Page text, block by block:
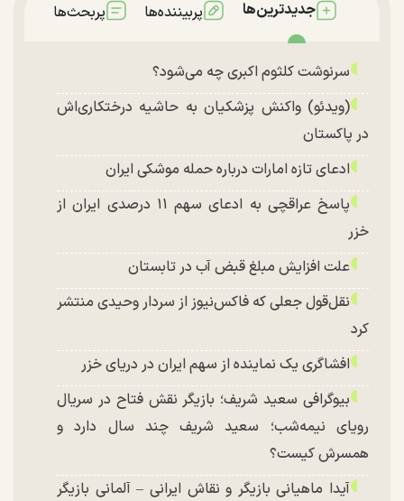
جدیدترین‌ها پربیننده‌ها پربحث‌ها
سرنوشت کلثوم اکبری چه می‌شود؟
(ویدئو) واکنش پزشکیان به حاشیه درختکاری‌اش
در پاکستان
ادعای تازه امارات درباره حمله موشکی ایران
پاسخ عراقچی به ادعای سهم ۱۱ درصدی ایران از
خزر
علت افزایش مبلغ قبض آب در تابستان
نقل‌قول جعلی که فاکس‌نیوز از سردار وحیدی منتشر
کرد
افشاگری یک نماینده از سهم ایران در دریای خزر
بیوگرافی سعید شریف؛ بازیگر نقش فتاح در سریال
رویای نیمه‌شب؛ سعید شریف چند سال دارد و
همسرش کیست؟
آیدا ماهیانی بازیگر و نقاش ایرانی – آلمانی بازیگر